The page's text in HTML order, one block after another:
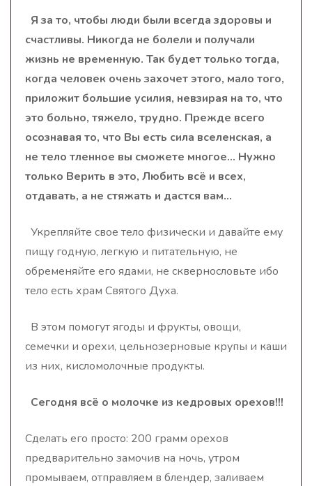
Я за то, чтобы люди были всегда здоровы и
счастливы. Никогда не болели и получали
жизнь не временную. Так будет только тогда,
когда человек очень захочет этого, мало того,
приложит большие усилия, невзирая на то, что
это больно, тяжело, трудно. Прежде всего
осознавая то, что Вы есть сила вселенская, а
не тело тленное вы сможете многое… Нужно
только Верить в это, Любить всё и всех,
отдавать, а не стяжать и дастся вам…
Укрепляйте свое тело физически и давайте ему
пищу годную, легкую и питательную, не
обременяйте его ядами, не сквернословьте ибо
тело есть храм Святого Духа.
В этом помогут ягоды и фрукты, овощи,
семечки и орехи, цельнозерновые крупы и каши
из них, кисломолочные продукты.
Сегодня всё о молочке из кедровых орехов!!!
Сделать его просто: 200 грамм орехов
предварительно замочив на ночь, утром
промываем, отправляем в блендер, заливаем